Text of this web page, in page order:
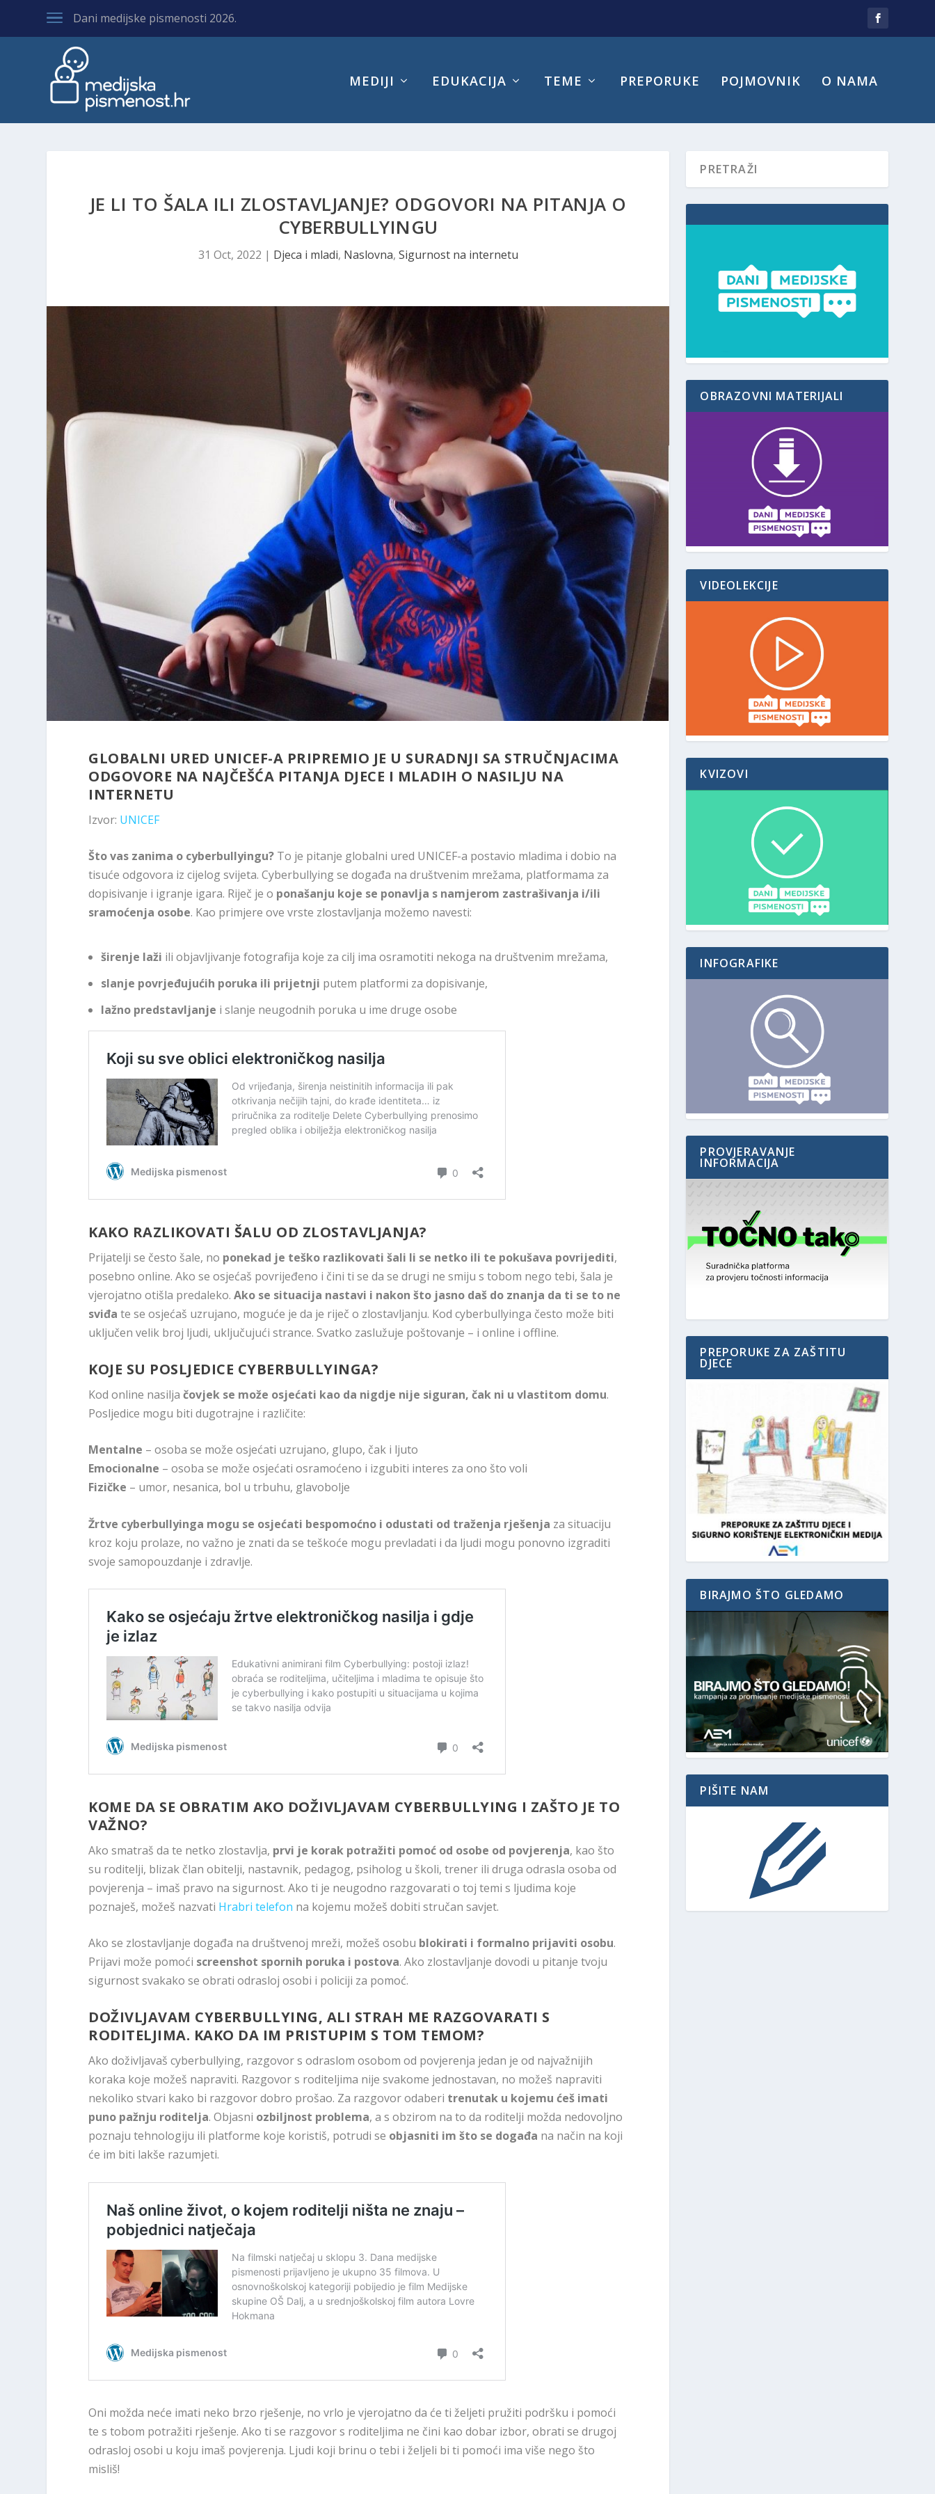
Dani medijske pismenosti 2026.
MEDIJI EDUKACIJA TEME PREPORUKE POJMOVNIK O NAMA
JE LI TO ŠALA ILI ZLOSTAVLJANJE? ODGOVORI NA PITANJA O
CYBERBULLYINGU
31 Oct, 2022 | Djeca i mladi, Naslovna, Sigurnost na internetu
GLOBALNI URED UNICEF-A PRIPREMIO JE U SURADNJI SA STRUČNJACIMA
ODGOVORE NA NAJČEŠĆA PITANJA DJECE I MLADIH O NASILJU NA
INTERNETU
Izvor: UNICEF
Što vas zanima o cyberbullyingu? To je pitanje globalni ured UNICEF-a postavio mladima i dobio na
tisuće odgovora iz cijelog svijeta. Cyberbullying se događa na društvenim mrežama, platformama za
dopisivanje i igranje igara. Riječ je o ponašanju koje se ponavlja s namjerom zastrašivanja i/ili
sramoćenja osobe. Kao primjere ove vrste zlostavljanja možemo navesti:
širenje laži ili objavljivanje fotografija koje za cilj ima osramotiti nekoga na društvenim mrežama,
slanje povrjeđujućih poruka ili prijetnji putem platformi za dopisivanje,
lažno predstavljanje i slanje neugodnih poruka u ime druge osobe
KAKO RAZLIKOVATI ŠALU OD ZLOSTAVLJANJA?
Prijatelji se često šale, no ponekad je teško razlikovati šali li se netko ili te pokušava povrijediti,
posebno online. Ako se osjećaš povrijeđeno i čini ti se da se drugi ne smiju s tobom nego tebi, šala je
vjerojatno otišla predaleko.Ako se situacija nastavi i nakon što jasno daš do znanja da ti se to ne
sviđa te se osjećaš uzrujano, moguće je da je riječ o zlostavljanju. Kod cyberbullyinga često može biti
uključen velik broj ljudi, uključujući strance. Svatko zaslužuje poštovanje – i online i offline.
KOJE SU POSLJEDICE CYBERBULLYINGA?
Kod online nasilja čovjek se može osjećati kao da nigdje nije siguran, čak ni u vlastitom domu.
Posljedice mogu biti dugotrajne i različite:
Mentalne – osoba se može osjećati uzrujano, glupo, čak i ljuto
Emocionalne – osoba se može osjećati osramoćeno i izgubiti interes za ono što voli
Fizičke – umor, nesanica, bol u trbuhu, glavobolje
Žrtve cyberbullyinga mogu se osjećati bespomoćno i odustati od traženja rješenja za situaciju
kroz koju prolaze, no važno je znati da se teškoće mogu prevladati i da ljudi mogu ponovno izgraditi
svoje samopouzdanje i zdravlje.
KOME DA SE OBRATIM AKO DOŽIVLJAVAM CYBERBULLYING I ZAŠTO JE TO
VAŽNO?
Ako smatraš da te netko zlostavlja, prvi je korak potražiti pomoć od osobe od povjerenja, kao što
su roditelji, blizak član obitelji, nastavnik, pedagog, psiholog u školi, trener ili druga odrasla osoba od
povjerenja – imaš pravo na sigurnost. Ako ti je neugodno razgovarati o toj temi s ljudima koje
poznaješ, možeš nazvati Hrabri telefon na kojemu možeš dobiti stručan savjet.
Ako se zlostavljanje događa na društvenoj mreži, možeš osobu blokirati i formalno prijaviti osobu.
Prijavi može pomoći screenshot spornih poruka i postova. Ako zlostavljanje dovodi u pitanje tvoju
sigurnost svakako se obrati odrasloj osobi i policiji za pomoć.
DOŽIVLJAVAM CYBERBULLYING, ALI STRAH ME RAZGOVARATI S
RODITELJIMA. KAKO DA IM PRISTUPIM S TOM TEMOM?
Ako doživljavaš cyberbullying, razgovor s odraslom osobom od povjerenja jedan je od najvažnijih
koraka koje možeš napraviti. Razgovor s roditeljima nije svakome jednostavan, no možeš napraviti
nekoliko stvari kako bi razgovor dobro prošao. Za razgovor odaberi trenutak u kojemu ćeš imati
puno pažnju roditelja. Objasni ozbiljnost problema, a s obzirom na to da roditelji možda nedovoljno
poznaju tehnologiju ili platforme koje koristiš, potrudi se objasniti im što se događa na način na koji
će im biti lakše razumjeti.
Oni možda neće imati neko brzo rješenje, no vrlo je vjerojatno da će ti željeti pružiti podršku i pomoći
te s tobom potražiti rješenje. Ako ti se razgovor s roditeljima ne čini kao dobar izbor, obrati se drugoj
odrasloj osobi u koju imaš povjerenja. Ljudi koji brinu o tebi i željeli bi ti pomoći ima više nego što
misliš!
OBRAZOVNI MATERIJALI
VIDEOLEKCIJE
KVIZOVI
INFOGRAFIKE
PROVJERAVANJE
INFORMACIJA
PREPORUKE ZA ZAŠTITU
DJECE
BIRAJMO ŠTO GLEDAMO
PIŠITE NAM